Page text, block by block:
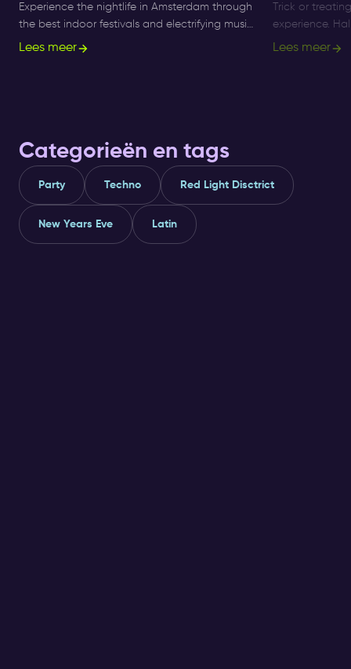
Experience the nightlife in Amsterdam through
the best indoor festivals and electrifying music
events for ultimate nightlife experiences in the
Lees meer
Trick or
experience.
longer a small
Lees meer
Categorieën en tags
Party Techno Red Light Disctrict
New Years Eve Latin